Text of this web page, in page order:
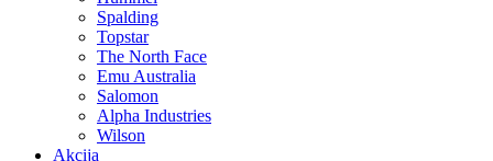
Spalding
Topstar
The North Face
Emu Australia
Salomon
Alpha Industries
Wilson
Akcija